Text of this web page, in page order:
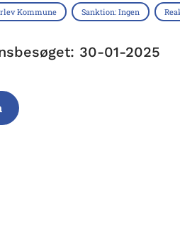
Kommune Sanktion: Ingen
30-01-2025